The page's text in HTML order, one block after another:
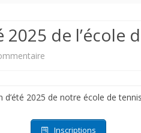
2025 de l’école
à
la
d’été 2025 de notre école de
Inscriptions